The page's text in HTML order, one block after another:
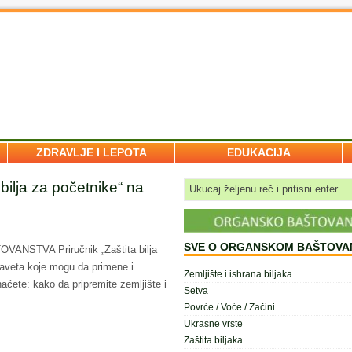
ZDRAVLJE I LEPOTA EDUKACIJA
za početnike“ na
Priručnik „Zaštita bilja
koje mogu da primene i
kako da pripremite zemljište i
SVE O ORGANSKOM
Zemljište i ishrana biljaka
Setva
Povrće / Voće / Začini
Ukrasne vrste
Zaštita biljaka